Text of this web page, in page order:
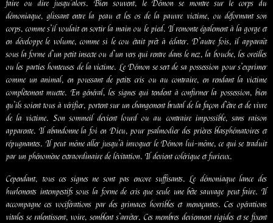
faire ou dire jusqu’alors. Bien souvent, le Démon se montre sur le corps du
démoniaque, glissant entre la peau et les os de la pauvre victime, ou déformant son
corps, comme s’il voulait en sortir la main ou le pied. Il remonte également à la gorge et
en développe le volume, comme si le cou était prêt à éclater. D’autre fois, il apparaît
sous la forme d’un petit insecte ou d’un vers qui rentre dans le nez, la bouche, les oreilles
ou les parties honteuses de la victime. Le Démon se sert de sa possession pour s’exprimer
comme un animal, en poussant de petits cris ou au contraire, en rendant la victime
complètement muette. En général, les signes qui tendent à confirmer la possession, bien
qu’ils soient tous à vérifier, portent sur un changement brutal de la façon d’être et de vivre
de la victime. Son sommeil devient lourd ou au contraire impossible, sans raison
apparente. Il abandonne la foi en Dieu, pour psalmodier des prières blasphématoires et
répugnantes. Il peut même aller jusqu’à invoquer le Démon lui-même, ce qui se traduit
par un phénomène extraordinaire de lévitation. Il devient colérique et furieux.
Cependant, tous ces signes ne sont pas encore suffisants. Le démoniaque lance des
hurlements intempestifs sous la forme de cris que seule une bête sauvage peut faire. Il
accompagne ces vociférations par des grimaces horribles et menaçantes. Ces opérations
vitales se ralentissent, voire, semblent s’arrêter. Ces membres deviennent rigides et se fixent